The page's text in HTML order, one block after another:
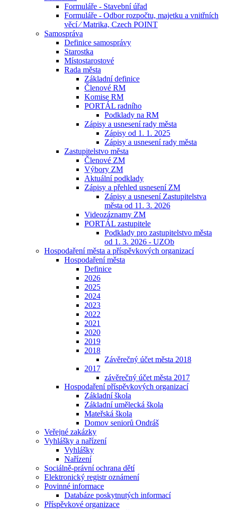
Formuláře - Stavební úřad
Formuláře - Odbor rozpočtu, majetku a vnitřních
věcí ⁄ Matrika, Czech POINT
Samospráva
Definice samosprávy
Starostka
Místostarostové
Rada města
Základní definice
Členové RM
Komise RM
PORTÁL radního
Podklady na RM
Zápisy a usnesení rady města
Zápisy od 1. 1. 2025
Zápisy a usnesení rady města
Zastupitelstvo města
Členové ZM
Výbory ZM
Aktuální podklady
Zápisy a přehled usnesení ZM
Zápisy a usnesení Zastupitelstva
města od 11. 3. 2026
Videozáznamy ZM
PORTÁL zastupitele
Podklady pro zastupitelstvo města
od 1. 3. 2026 - UZOb
Hospodaření města a příspěvkových organizací
Hospodaření města
Definice
2026
2025
2024
2023
2022
2021
2020
2019
2018
Závěrečný účet města 2018
2017
závěrečný účet města 2017
Hospodaření příspěvkových organizací
Základní škola
Základní umělecká škola
Mateřská škola
Domov seniorů Ondráš
Veřejné zakázky
Vyhlášky a nařízení
Vyhlášky
Nařízení
Sociálně-právní ochrana dětí
Elektronický registr oznámení
Povinné informace
Databáze poskytnutých informací
Příspěvkové organizace